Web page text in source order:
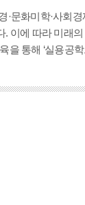
문화미학·사회
이에 따라 미래
을 통해 ‘실용공